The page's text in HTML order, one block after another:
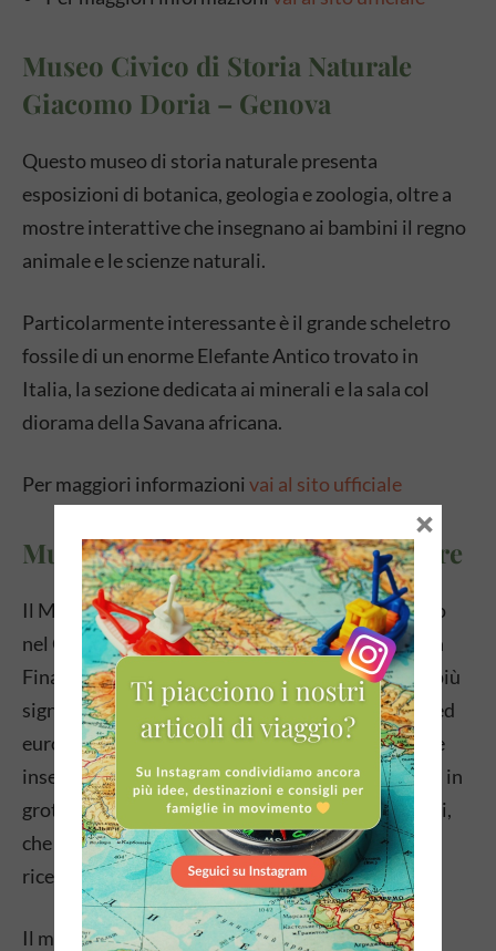
Museo Civico di Storia Naturale
Giacomo Doria – Genova
Questo museo di storia naturale presenta
esposizioni di botanica, geologia e zoologia, oltre a
mostre interattive che insegnano ai bambini il regno
animale e le scienze naturali.
Particolarmente interessante è il grande scheletro
fossile di un enorme Elefante Antico trovato in
Italia, la sezione dedicata ai minerali e la sala col
diorama della Savana africana.
Per maggiori informazioni vai al sito ufficiale
Museo archeologico – Finale Ligure
Il Museo Archeologico del Finale (MAF), collocato
nel Complesso monumentale di Santa Caterina in
Finalborgo, costituisce una delle realtà culturali più
significative nell’ambito della Preistoria italiana ed
europea, grazie al contesto territoriale nel quale è
inserito, particolarmente ricco di siti archeologici in
grotta, indagati scientificamente da circa 150 anni,
che sono diventati un punto di riferimento per la
ricerca internazionale.
Il museo Archeologico di Finale Ligure propone
×